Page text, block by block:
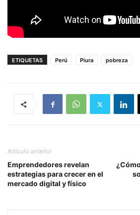
ETIQUETAS Perú Piura pobreza
Artículo anterior
Emprendedores revelan
estrategias para crecer en el
mercado digital y físico